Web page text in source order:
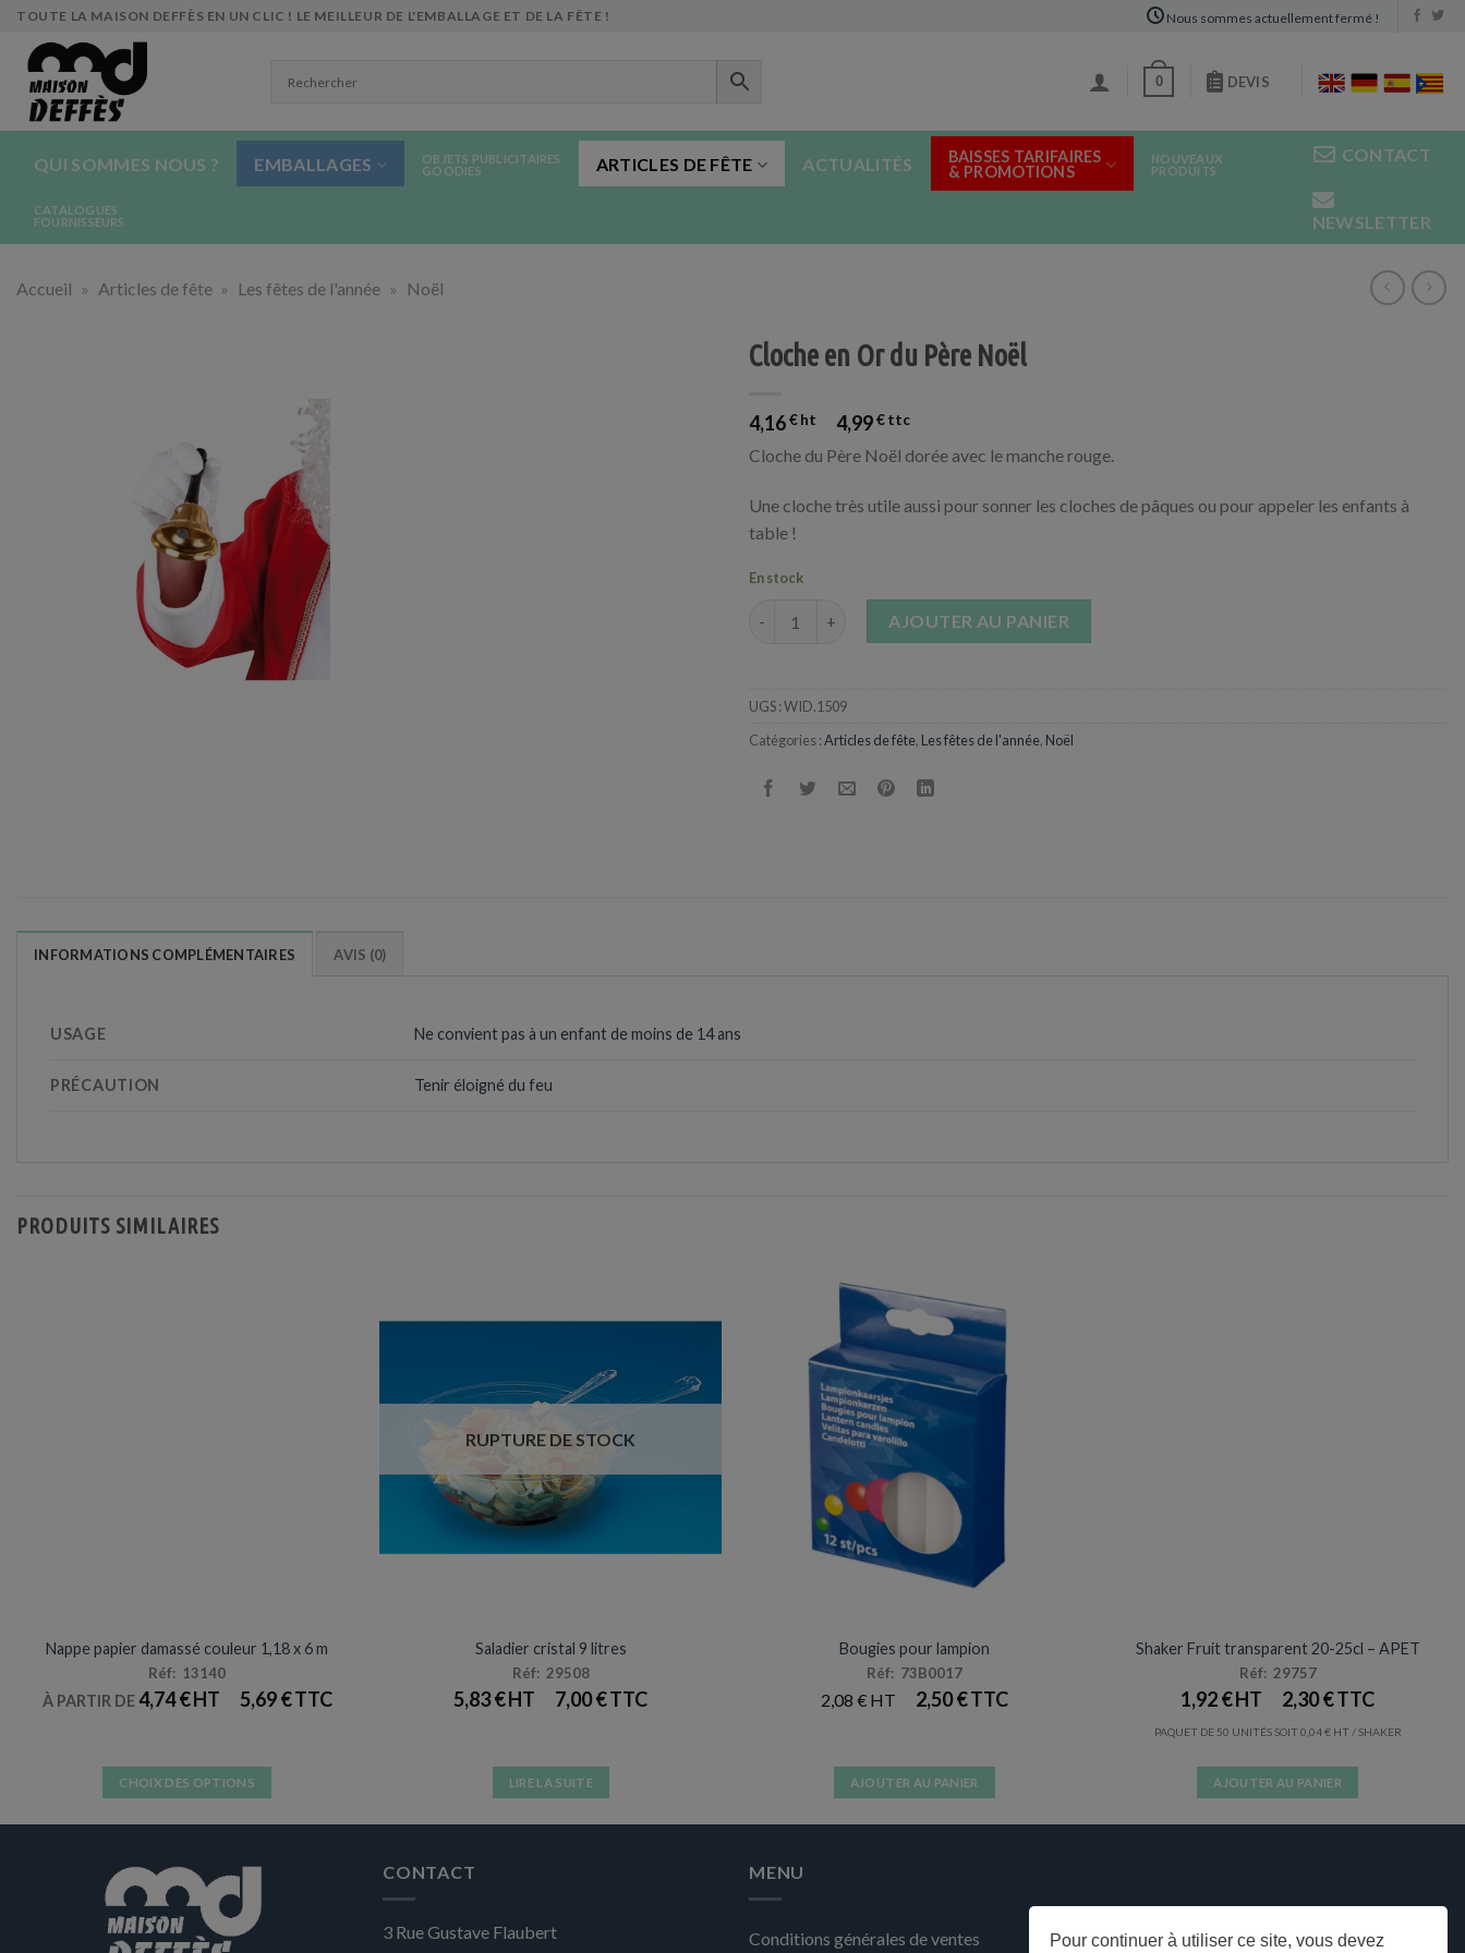
Pour continuer à utiliser ce site, vous devez
Skip
content
TOUTE LA MAISON DEFFÈS EN UN CLIC ! LE MEILLEUR DE L'EMBALLAGE ET DE LA FÊTE ! Nous sommes actuellement fermé !
0 DEVIS
QUI SOMMES NOUS ? EMBALLAGES
OBJETS PUBLICITAIRES
GOODIES
ARTICLES DE FÊTE ACTUALITÉS
BAISSES TARIFAIRES
& PROMOTIONS
NOUVEAUX
PRODUITS
CATALOGUES
FOURNISSEURS
CONTACT
NEWSLETTER
Accueil » Articles de fête » Les fêtes de l'année » Noël
Cloche en Or du Père Noël
4,16€ 4,99€
Cloche du Père Noël dorée avec le manche rouge.
Une cloche très utile aussi pour sonner les cloches de pâques ou pour appeler les enfants à
table !
En stock
AJOUTER AU PANIER
UGS :WID.1509
Catégories :Articles de fête, Les fêtes de l'année, Noël
INFORMATIONS COMPLÉMENTAIRES AVIS (0)
USAGE Ne convient pas à un enfant de moins de 14 ans
PRÉCAUTION Tenir éloigné du feu
PRODUITS SIMILAIRES
Nappe papier damassé couleur 1,18 x 6 m
Réf: 13140
À PARTIR DE4,74€ 5,69€
CHOIX DES OPTIONS
plusieurs
variations.
Les
RUPTURE DE STOCK
Saladier cristal 9 litres
Réf: 29508
5,83€ 7,00€
LIRE LA SUITE
Bougies pour lampion
Réf: 73B0017
2,08 € 2,50€
AJOUTER AU PANIER
Shaker Fruit transparent 20-25cl – APET
Réf: 29757
1,92€ 2,30€
PAQUET DE 50 UNITÉS SOIT 0,04€ / SHAKER
AJOUTER AU PANIER
CONTACT
3 Rue Gustave Flaubert
MENU
Conditions générales de ventes